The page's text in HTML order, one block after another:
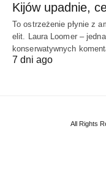
Kijów upadnie,
To ostrzeżenie płynie z
elit. Laura Loomer –
konserwatywnych
7 dni ago
All Rights